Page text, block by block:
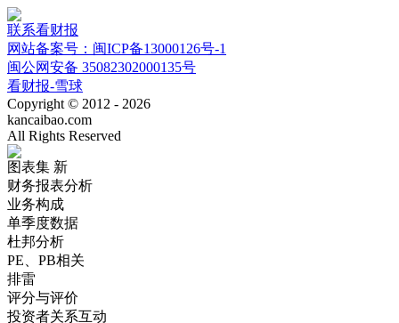
联系看财报
网站备案号：闽ICP备13000126号-1
闽公网安备 35082302000135号
看财报-雪球
Copyright © 2012 - 2026
kancaibao.com
All Rights Reserved
图表集 新
财务报表分析
业务构成
单季度数据
杜邦分析
PE、PB相关
排雷
评分与评价
投资者关系互动